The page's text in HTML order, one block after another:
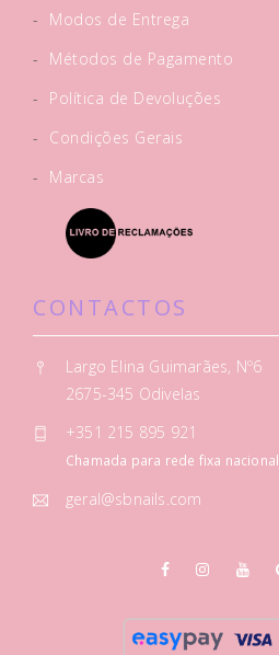
-
Modos de Entrega
-
Métodos de Pagamento
-
Política de Devoluções
-
Condições Gerais
-
Marcas
CONTACTOS
Largo Elina Guimarães, Nº6
2675-345 Odivelas
+351 215 895 921
Chamada para rede fixa nacional
geral@sbnails.com